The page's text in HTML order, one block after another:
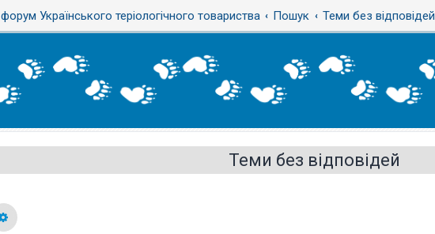
форум Українського теріологічного товариства Пошук Теми без відповідей
Теми без відповідей